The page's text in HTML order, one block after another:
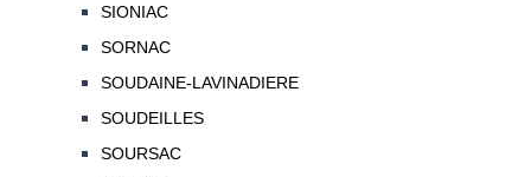
SIONIAC
SORNAC
SOUDAINE-LAVINADIERE
SOUDEILLES
SOURSAC